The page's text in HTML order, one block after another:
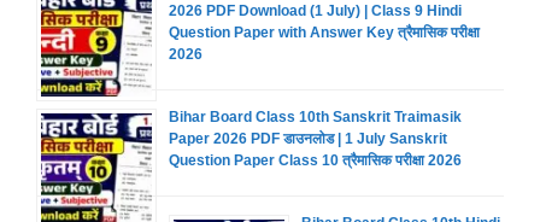
2026 PDF Download (1 July) | Class 9 Hindi
Question Paper with Answer Key त्रैमासिक परीक्षा
2026
Bihar Board Class 10th Sanskrit Traimasik
Paper 2026 PDF डाउनलोड | 1 July Sanskrit
Question Paper Class 10 त्रैमासिक परीक्षा 2026